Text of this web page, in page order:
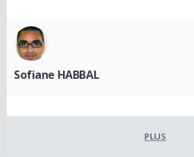
Sofiane HABBAL
PLUS